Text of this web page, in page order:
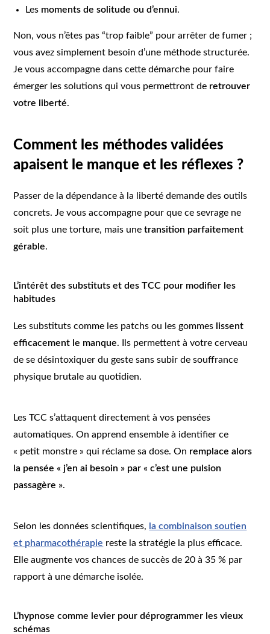
Les moments de solitude ou d’ennui.
Non, vous n’êtes pas “trop faible” pour arrêter de fumer ;
vous avez simplement besoin d’une méthode structurée.
Je vous accompagne dans cette démarche pour faire
émerger les solutions qui vous permettront de retrouver
votre liberté.
Comment les méthodes validées
apaisent le manque et les réflexes ?
Passer de la dépendance à la liberté demande des outils
concrets. Je vous accompagne pour que ce sevrage ne
soit plus une torture, mais unetransition parfaitement
gérable.
L’intérêt des substituts et des TCC pour modifier les
habitudes
Les substituts comme les patchs ou les gommes lissent
efficacement le manque. Ils permettent à votre cerveau
de se désintoxiquer du geste sans subir de souffrance
physique brutale au quotidien.
Les TCC s’attaquent directement à vos pensées
automatiques. On apprend ensemble à identifier ce
« petit monstre » qui réclame sa dose. On remplace alors
la pensée « j’en ai besoin » par « c’est une pulsion
passagère ».
Selon les données scientifiques, la combinaison soutien
et pharmacothérapie reste la stratégie la plus efficace.
Elle augmente vos chances de succès de 20 à 35 % par
rapport à une démarche isolée.
L’hypnose comme levier pour déprogrammer les vieux
schémas